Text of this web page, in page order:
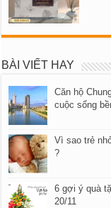
BÀI VIẾT HAY
Căn hộ
cuộc sống
Vì sao trẻ
?
6 gợi ý quà
20/11